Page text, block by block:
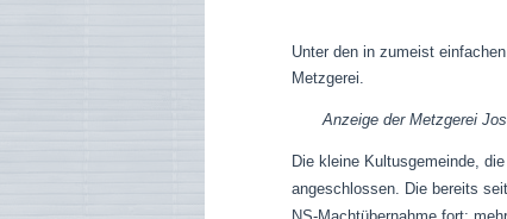
Unter den in zumeist
Metzgerei.
Anzeige der Metzgerei
Die kleine Kultusgemeinde,
angeschlossen. Die bereits